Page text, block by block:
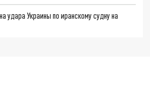
удара Украины по иранскому судну на